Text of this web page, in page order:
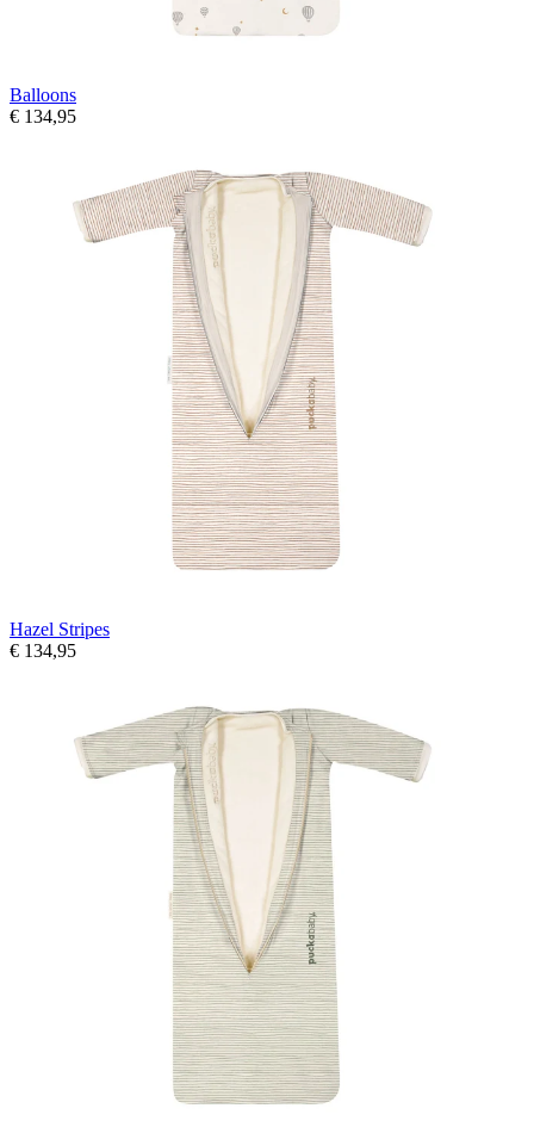
Balloons
€ 134,95
Hazel Stripes
€ 134,95